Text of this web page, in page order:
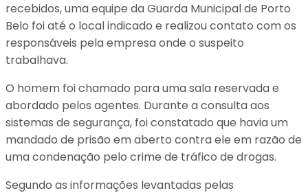
recebidos, uma equipe da Guarda Municipal de Porto
Belo foi até o local indicado e realizou contato com os
responsáveis pela empresa onde o suspeito
trabalhava.
O homem foi chamado para uma sala reservada e
abordado pelos agentes. Durante a consulta aos
sistemas de segurança, foi constatado que havia um
mandado de prisão em aberto contra ele em razão de
uma condenação pelo crime de tráfico de drogas.
Segundo as informações levantadas pelas